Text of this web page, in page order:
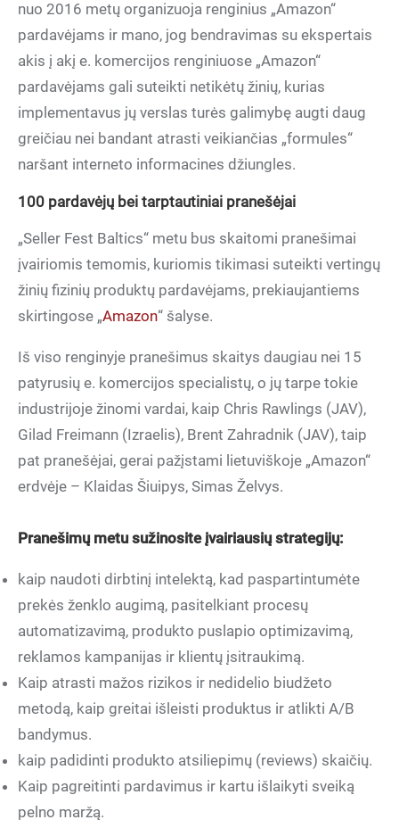
nuo 2016 metų organizuoja renginius „Amazon“
pardavėjams ir mano, jog bendravimas su ekspertais
akis į akį e. komercijos renginiuose „Amazon“
pardavėjams gali suteikti netikėtų žinių, kurias
implementavus jų verslas turės galimybę augti daug
greičiau nei bandant atrasti veikiančias „formules“
naršant interneto informacines džiungles.
100 pardavėjų bei tarptautiniai pranešėjai
„Seller Fest Baltics“ metu bus skaitomi pranešimai
įvairiomis temomis, kuriomis tikimasi suteikti vertingų
žinių fizinių produktų pardavėjams, prekiaujantiems
skirtingose „Amazon“ šalyse.
Iš viso renginyje pranešimus skaitys daugiau nei 15
patyrusių e. komercijos specialistų, o jų tarpe tokie
industrijoje žinomi vardai, kaip Chris Rawlings (JAV),
Gilad Freimann (Izraelis), Brent Zahradnik (JAV), taip
pat pranešėjai, gerai pažįstami lietuviškoje „Amazon“
erdvėje – Klaidas Šiuipys, Simas Želvys.
Pranešimų metu sužinosite įvairiausių strategijų:
kaip naudoti dirbtinį intelektą, kad paspartintumėte
prekės ženklo augimą, pasitelkiant procesų
automatizavimą, produkto puslapio optimizavimą,
reklamos kampanijas ir klientų įsitraukimą.
Kaip atrasti mažos rizikos ir nedidelio biudžeto
metodą, kaip greitai išleisti produktus ir atlikti A/B
bandymus.
kaip padidinti produkto atsiliepimų (reviews) skaičių.
Kaip pagreitinti pardavimus ir kartu išlaikyti sveiką
pelno maržą.